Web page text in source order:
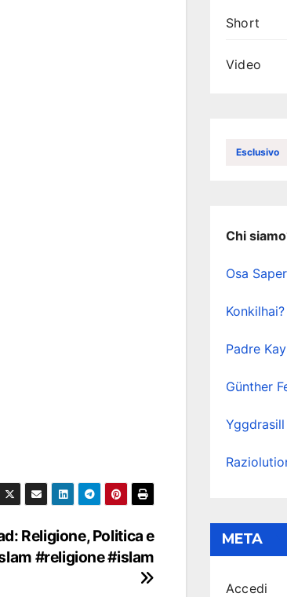
Religione, Politica e
#religione #islam
Short
Video
Esclusivo
Chi
Osa
Konkilhai?
Padre
Günther
Yggdrasill
META
Accedi